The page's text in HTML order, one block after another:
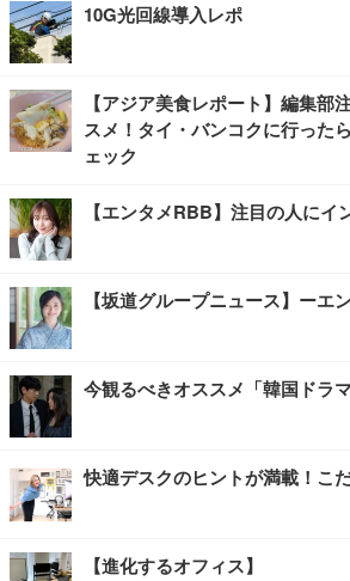
10G光回線導入レポ
【アジア美食レポート】編集部
スメ！タイ・バンコクに行った
ェック
【エンタメRBB】注目の人にイ
【坂道グループニュース】ーエ
今観るべきオススメ「韓国ドラマ
快適デスクのヒントが満載！こ
【進化するオフィス】